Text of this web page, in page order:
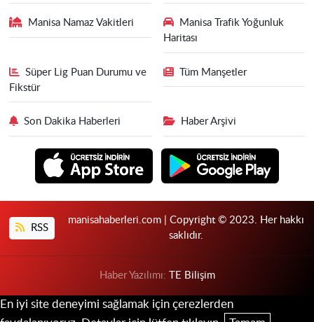
Manisa Namaz Vakitleri
Manisa Trafik Yoğunluk
Haritası
Süper Lig Puan Durumu ve
Fikstür
Tüm Manşetler
Son Dakika Haberleri Haber Arşivi
RSS
manisahaberleri.com | Copyright © 2023. Her hakkı
saklıdır.
Haber Yazılımı: TE Bilişim
En iyi site deneyimi sağlamak için çerezlerden